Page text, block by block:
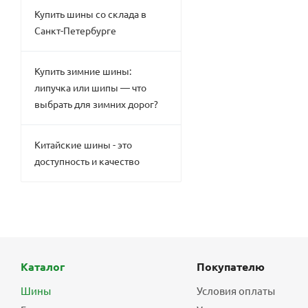
Купить шины со склада в
Санкт-Петербурге
Купить зимние шины:
липучка или шипы — что
выбрать для зимних дорог?
Китайские шины - это
доступность и качество
Каталог
Шины
Покупателю
Условия оплаты